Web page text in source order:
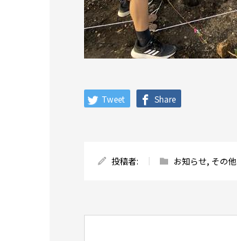
Tweet Share
投稿者: お知らせ, その他